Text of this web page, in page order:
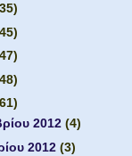
2012 (4)
2012 (3)